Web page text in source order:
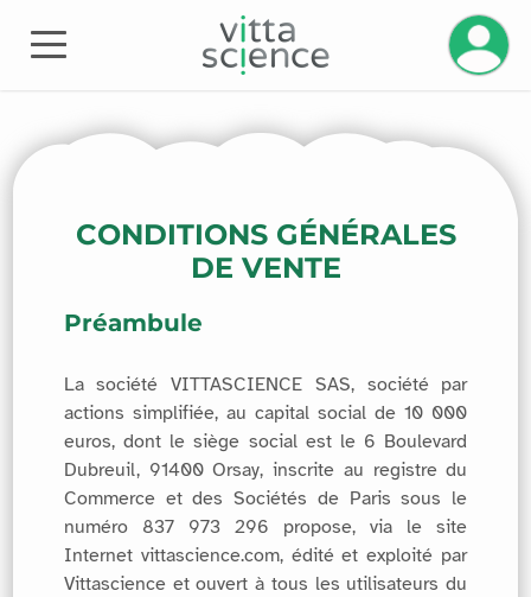
Gérez
CONDITIONS GÉNÉRALES
DE VENTE
Préambule
La société VITTASCIENCE SAS, société par
actions simplifiée, au capital social de 10 000
euros, dont le siège social est le 6 Boulevard
Dubreuil, 91400 Orsay, inscrite au registre du
Commerce et des Sociétés de Paris sous le
numéro 837 973 296 propose, via le site
Internet vittascience.com, édité et exploité par
Vittascience et ouvert à tous les utilisateurs du